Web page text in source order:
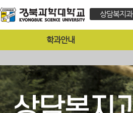
상담복지과
학과안내